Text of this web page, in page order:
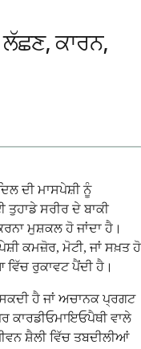
ਕਾਰਨ,
ਦੀ ਮਾਸਪੇਸ਼ੀ ਨੂੰ
ਤੁਹਾਡੇ ਸਰੀਰ ਦੇ ਬਾਕੀ
ਮੁਸ਼ਕਲ ਹੋ ਜਾਂਦਾ ਹੈ।
ਕਮਜ਼ੋਰ, ਮੋਟੀ, ਜਾਂ ਸਖ਼ਤ ਹੋ
ਰੁਕਾਵਟ ਪੈਂਦੀ ਹੈ।
ਹੈ ਜਾਂ ਅਚਾਨਕ ਪ੍ਰਗਟ
ਕਾਰਡੀਓਮਾਇਓਪੈਥੀ ਵਾਲੇ
ਸ਼ੈਲੀ ਵਿੱਚ ਤਬਦੀਲੀਆਂ